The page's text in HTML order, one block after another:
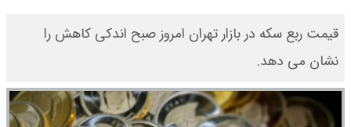
قیمت ربع سکه در بازار تهران امروز صبح اندکی کاهش را
نشان می دهد.